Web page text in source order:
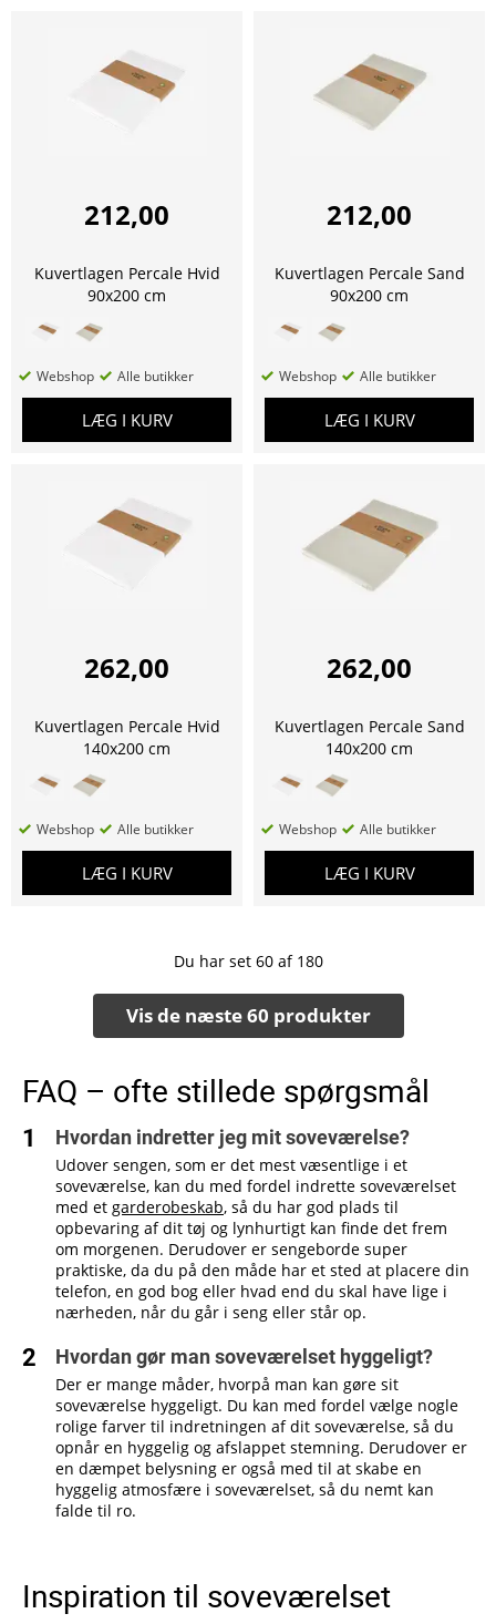
212,00
Kuvertlagen Percale Hvid
90x200 cm
Webshop Alle butikker
LÆG I KURV
212,00
Kuvertlagen Percale Sand
90x200 cm
Webshop Alle butikker
LÆG I KURV
262,00
Kuvertlagen Percale Hvid
140x200 cm
Webshop Alle butikker
LÆG I KURV
262,00
Kuvertlagen Percale Sand
140x200 cm
Webshop Alle butikker
LÆG I KURV
Du har set 60 af 180
Vis de næste 60 produkter
FAQ – ofte stillede spørgsmål
Hvordan indretter jeg mit soveværelse?
Udover sengen, som er det mest væsentlige i et
soveværelse, kan du med fordel indrette soveværelset
med et garderobeskab, så du har god plads til
opbevaring af dit tøj og lynhurtigt kan finde det frem
om morgenen. Derudover er sengeborde super
praktiske, da du på den måde har et sted at placere din
telefon, en god bog eller hvad end du skal have lige i
nærheden, når du går i seng eller står op.
Hvordan gør man soveværelset hyggeligt?
Der er mange måder, hvorpå man kan gøre sit
soveværelse hyggeligt. Du kan med fordel vælge nogle
rolige farver til indretningen af dit soveværelse, så du
opnår en hyggelig og afslappet stemning. Derudover er
en dæmpet belysning er også med til at skabe en
hyggelig atmosfære i soveværelset, så du nemt kan
falde til ro.
Inspiration til soveværelset